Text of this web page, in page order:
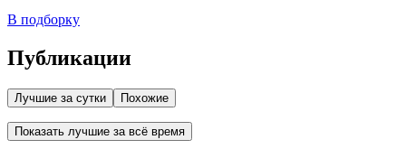
В подборку
Публикации
Лучшие за сутки Похожие
Показать лучшие за всё время